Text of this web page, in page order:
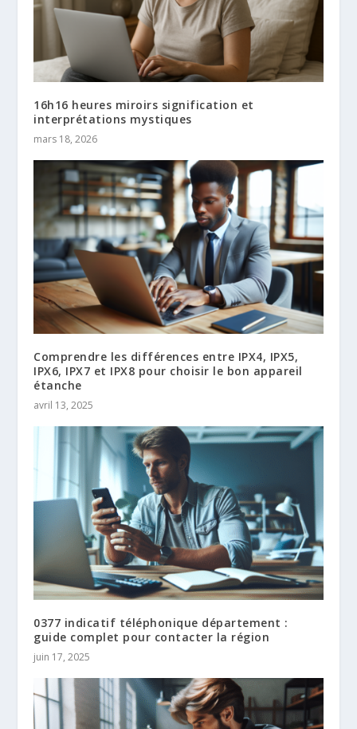
16h16 heures miroirs signification et
interprétations mystiques
mars 18, 2026
Comprendre les différences entre IPX4, IPX5,
IPX6, IPX7 et IPX8 pour choisir le bon appareil
étanche
avril 13, 2025
0377 indicatif téléphonique département :
guide complet pour contacter la région
juin 17, 2025